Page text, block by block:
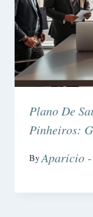
Plano De
Pinheiros:
ByAparicio